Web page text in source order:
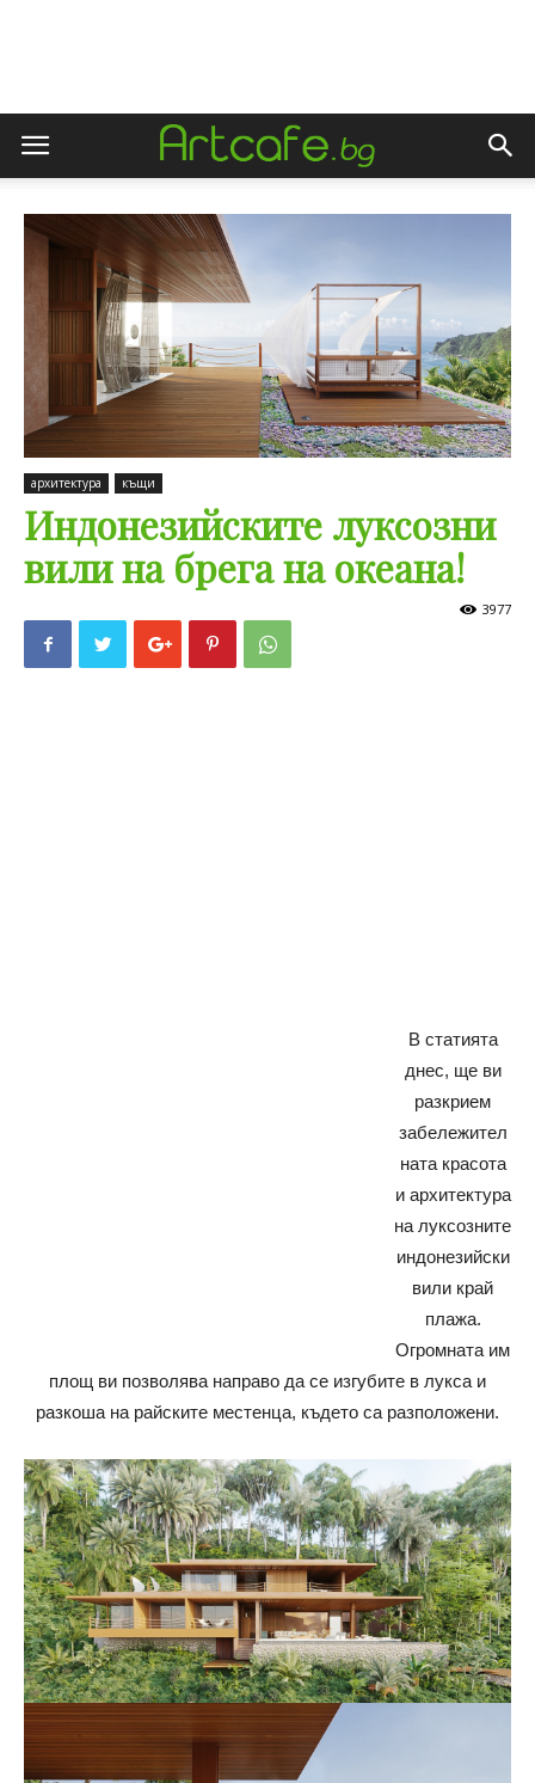
архитектура къщи
Индонезийските луксозни
вили на брега на океана!
3977
В статията
днес, ще ви
разкрием
забележител
ната красота
и архитектура
на луксозните
индонезийски
вили край
плажа.
Огромната им
площ ви позволява направо да се изгубите в лукса и
разкоша на райските местенца, където са разположени.